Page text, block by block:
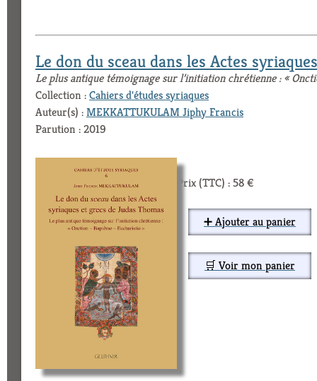
Le don du sceau dans les Actes
Le plus antique témoignage sur l’initiation chrétienne : «
Collection :Cahiers d'études syriaques
Auteur(s) :MEKKATTUKULAM Jiphy Francis
Parution : 2019
Prix (TTC) : 58 €
➕ Ajouter au panier
🛒 Voir mon panier